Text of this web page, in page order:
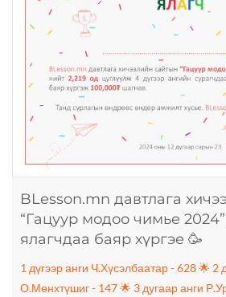
BLesson.mn давтлага
“Гацуур модоо чимье
ялагчдаа баяр хүргэе 🥳
1 дүгээр анги Ч.Хүсэлбаатар - 628 🌟 2
О.Мөнхтүшиг - 147 🌟 3 дугаар анги